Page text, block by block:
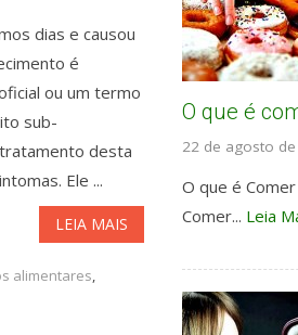
dias e causou
é
ou um termo
sub-
desta
Ele ...
LEIA MAIS
alimentares,
O que é
22 de agosto
O que é
Comer... Leia